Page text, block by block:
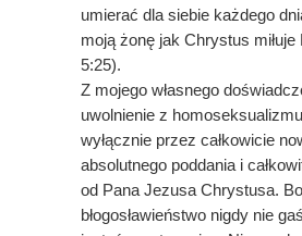
umierać dla siebie każdego
moją żonę jak Chrystus miłuje
5:25).
Z mojego własnego
uwolnienie z
wyłącznie przez całkowicie
absolutnego poddania i
od Pana Jezusa Chrystusa.
błogosławieństwo nigdy nie